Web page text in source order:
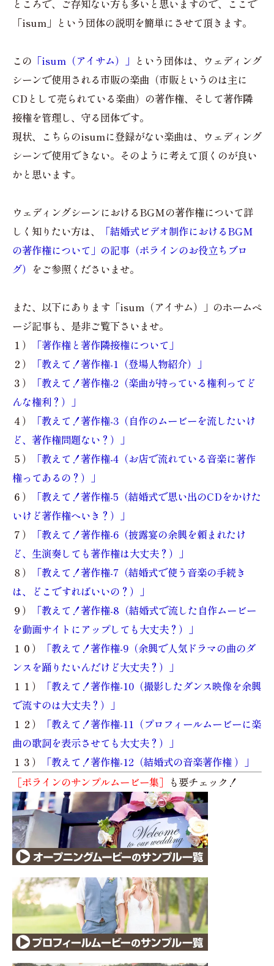
ところで、ご存知ない方も多いと思いますので、ここで
「isum」という団体の説明を簡単にさせて頂きます。
この 「isum（アイサム）」 という団体は、ウェディング
シーンで使用される市販の楽曲（市販というのは主に
CDとして売られている楽曲）の著作権、そして著作隣
接権を管理し、守る団体です。
現状、こちらのisumに登録がない楽曲は、ウェディング
シーンで使用できない。そのように考えて頂くのが良い
かと思います。
ウェディングシーンにおけるBGMの著作権について詳
しく知りたい方は、
「結婚式ビデオ制作におけるBGM
の著作権について」の記事（ポラインのお役立ちブロ
グ） をご参照くださいませ。
また、以下にあります「isum（アイサム）」のホームペ
ージ記事も、是非ご覧下さいませ。
１）
「著作権と著作隣接権について」
２）
「教えて！著作権-1（登場人物紹介）」
３）
「教えて！著作権-2（楽曲が持っている権利ってど
んな権利？）」
４）
「教えて！著作権-3（自作のムービーを流したいけ
ど、著作権問題ない？）」
５）
「教えて！著作権-4（お店で流れている音楽に著作
権ってあるの？）」
６）
「教えて！著作権-5（結婚式で思い出のCDをかけた
いけど著作権へいき？）」
７）
「教えて！著作権-6（披露宴の余興を頼まれたけ
ど、生演奏しても著作権は大丈夫？）」
８）
「教えて！著作権-7（結婚式で使う音楽の手続き
は、どこですればいいの？）」
９）
「教えて！著作権-8（結婚式で流した自作ムービー
を動画サイトにアップしても大丈夫？）」
１０）
「教えて！著作権-9（余興で人気ドラマの曲のダ
ンスを踊りたいんだけど大丈夫？）」
１１）
「教えて！著作権-10（撮影したダンス映像を余興
で流すのは大丈夫？）」
１２）
「教えて！著作権-11（プロフィールムービーに楽
曲の歌詞を表示させても大丈夫？）」
１３）
「教えて！著作権-12（結婚式の音楽著作権 ）」
［ポラインのサンプルムービー集］ も要チェック！